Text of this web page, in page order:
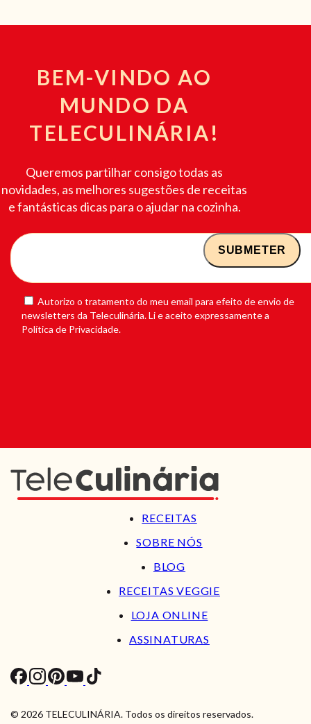
BEM-VINDO AO
MUNDO DA
TELECULINÁRIA!
Queremos partilhar consigo todas as
novidades, as melhores sugestões de receitas
e fantásticas dicas para o ajudar na cozinha.
Autorizo o tratamento do meu email para efeito de envio de
newsletters da Teleculinária. Li e aceito expressamente a
Política de Privacidade.
RECEITAS
SOBRE NÓS
BLOG
RECEITAS VEGGIE
LOJA ONLINE
ASSINATURAS
© 2026 TELECULINÁRIA. Todos os direitos reservados.